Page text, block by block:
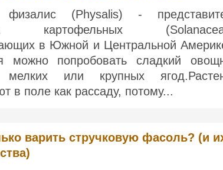
(Physalis) -
картофельных
в Южной и Центральной
можно попробовать сладкий
мелких или крупных
в поле как рассаду, потому...
варить стручковую фасоль? (и